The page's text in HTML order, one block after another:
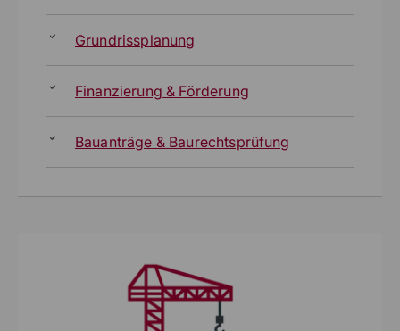
Grundrissplanung
Finanzierung & Förderung
Bauanträge & Baurechtsprüfung